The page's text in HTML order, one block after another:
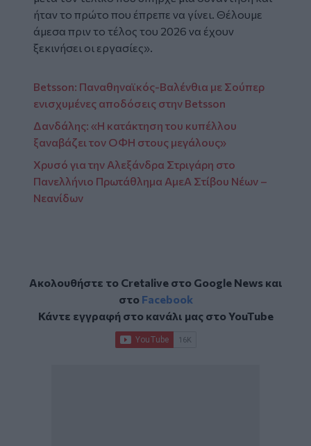
ήταν το πρώτο που έπρεπε να γίνει. Θέλουμε
άμεσα πριν το τέλος του 2026 να έχουν
ξεκινήσει οι εργασίες».
Betsson: Παναθηναϊκός-Βαλένθια με Σούπερ
ενισχυμένες αποδόσεις στην Betsson
Δανδάλης: «Η κατάκτηση του κυπέλλου
ξαναβάζει τον ΟΦΗ στους μεγάλους»
Χρυσό για την Αλεξάνδρα Στριγάρη στο
Πανελλήνιο Πρωτάθλημα ΑμεΑ Στίβου Νέων –
Νεανίδων
Ακολουθήστε το Cretalive στο Google Newsκαι
στο Facebook
Κάντε εγγραφή στο κανάλι μας στοYouTube